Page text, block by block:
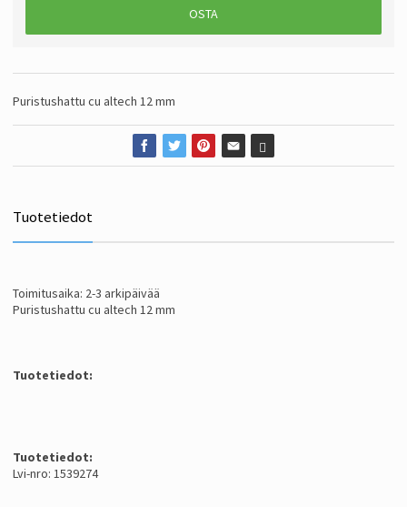
OSTA
Puristushattu cu altech 12 mm
Tuotetiedot
Toimitusaika: 2-3 arkipäivää
Puristushattu cu altech 12 mm
Tuotetiedot:
Tuotetiedot:
Lvi-nro: 1539274